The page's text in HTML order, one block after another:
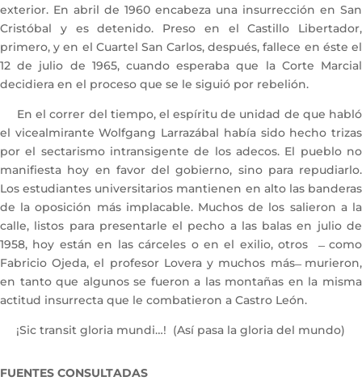
exterior. En abril de 1960 encabeza una insurrección en San
Cristóbal y es detenido. Preso en el Castillo Libertador,
primero, y en el Cuartel San Carlos, después, fallece en éste el
12 de julio de 1965, cuando esperaba que la Corte Marcial
decidiera en el proceso que se le siguió por rebelión.
En el correr del tiempo, el espíritu de unidad de que habló
el vicealmirante Wolfgang Larrazábal había sido hecho trizas
por el sectarismo intransigente de los adecos. El pueblo no
manifiesta hoy en favor del gobierno, sino para repudiarlo.
Los estudiantes universitarios mantienen en alto las banderas
de la oposición más implacable. Muchos de los salieron a la
calle, listos para presentarle el pecho a las balas en julio de
1958, hoy están en las cárceles o en el exilio, otros ̶ como
Fabricio Ojeda, el profesor Lovera y muchos más ̶ murieron,
en tanto que algunos se fueron a las montañas en la misma
actitud insurrecta que le combatieron a Castro León.
¡Sic transit gloria mundi…! (Así pasa la gloria del mundo)
FUENTES CONSULTADAS